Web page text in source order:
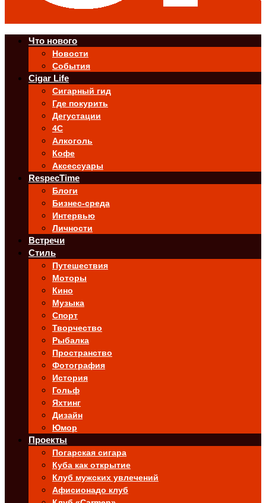
Что нового
Новости
События
Cigar Life
Сигарный гид
Где покурить
Дегустации
4C
Алкоголь
Кофе
Аксессуары
RespecTime
Блоги
Бизнес-среда
Интервью
Личности
Встречи
Стиль
Путешествия
Моторы
Кино
Музыка
Спорт
Творчество
Рыбалка
Пространство
Фотография
История
Гольф
Яхтинг
Дизайн
Юмор
Проекты
Погарская сигара
Куба как открытие
Клуб мужских увлечений
Афисионадо клуб